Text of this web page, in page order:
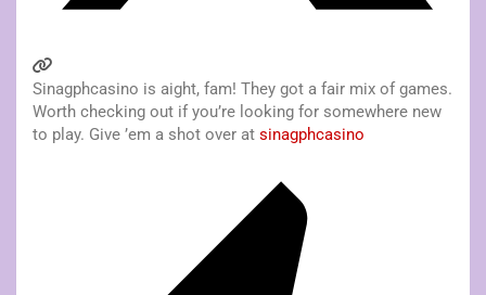
Sinagphcasino is aight, fam! They got a fair mix of games.
Worth checking out if you’re looking for somewhere new
to play. Give ’em a shot over at sinagphcasino